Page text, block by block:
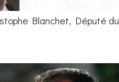
Blanchet, Député du